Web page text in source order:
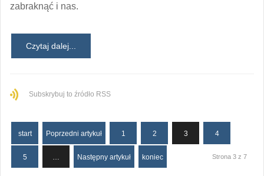
zabraknąć i nas.
Czytaj dalej...
Subskrybuj to źródło RSS
start Poprzedni artykuł 1 2 3 4
5 Następny artykuł koniec Strona 3 z 7